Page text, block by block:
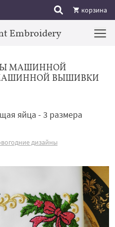
корзина
Embroidery
МАШИННОЙ
ВЫШИВКИ
яйца - 3 размера
дизайны